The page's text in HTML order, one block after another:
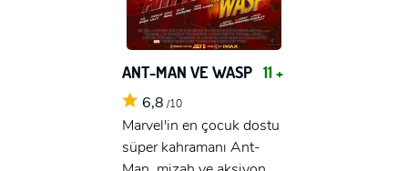
ANT-MAN VE WASP 11 +
6,8 /10
Marvel'in en çocuk dostu
süper kahramanı Ant-